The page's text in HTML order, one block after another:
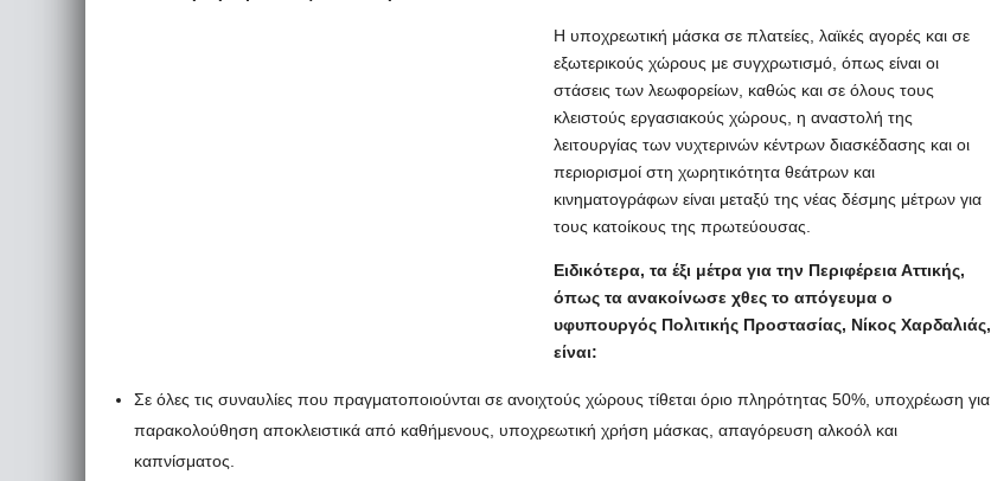
Η υποχρεωτική μάσκα σε πλατείες, λαϊκές αγορές και σε
εξωτερικούς χώρους με συγχρωτισμό, όπως είναι οι
στάσεις των λεωφορείων, καθώς και σε όλους τους
κλειστούς εργασιακούς χώρους, η αναστολή της
λειτουργίας των νυχτερινών κέντρων διασκέδασης και οι
περιορισμοί στη χωρητικότητα θεάτρων και
κινηματογράφων είναι μεταξύ της νέας δέσμης μέτρων για
τους κατοίκους της πρωτεύουσας.
Ειδικότερα, τα έξι μέτρα για την Περιφέρεια Αττικής,
όπως τα ανακοίνωσε χθες το απόγευμα ο
υφυπουργός Πολιτικής Προστασίας, Νίκος Χαρδαλιάς,
είναι:
Σε όλες τις συναυλίες που πραγματοποιούνται σε ανοιχτούς χώρους τίθεται όριο πληρότητας 50%, υποχρέωση για
παρακολούθηση αποκλειστικά από καθήμενους, υποχρεωτική χρήση μάσκας, απαγόρευση αλκοόλ και
καπνίσματος.